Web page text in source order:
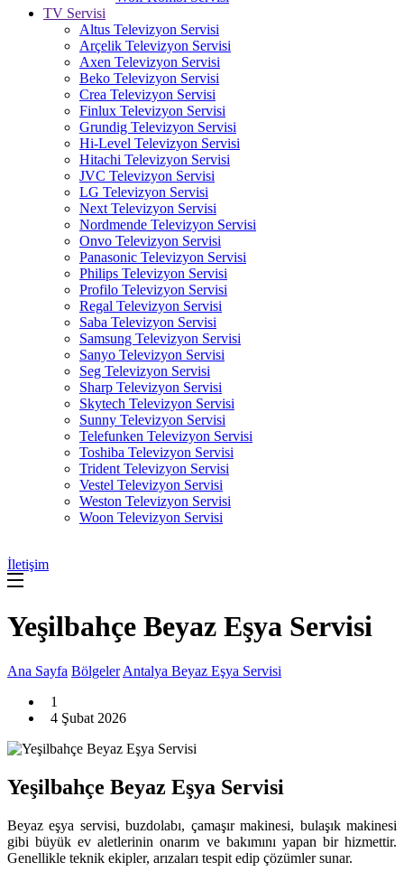
TV Servisi
Altus Televizyon Servisi
Arçelik Televizyon Servisi
Axen Televizyon Servisi
Beko Televizyon Servisi
Crea Televizyon Servisi
Finlux Televizyon Servisi
Grundig Televizyon Servisi
Hi-Level Televizyon Servisi
Hitachi Televizyon Servisi
JVC Televizyon Servisi
LG Televizyon Servisi
Next Televizyon Servisi
Nordmende Televizyon Servisi
Onvo Televizyon Servisi
Panasonic Televizyon Servisi
Philips Televizyon Servisi
Profilo Televizyon Servisi
Regal Televizyon Servisi
Saba Televizyon Servisi
Samsung Televizyon Servisi
Sanyo Televizyon Servisi
Seg Televizyon Servisi
Sharp Televizyon Servisi
Skytech Televizyon Servisi
Sunny Televizyon Servisi
Telefunken Televizyon Servisi
Toshiba Televizyon Servisi
Trident Televizyon Servisi
Vestel Televizyon Servisi
Weston Televizyon Servisi
Woon Televizyon Servisi
İletişim
Yeşilbahçe Beyaz Eşya Servisi
Ana Sayfa Bölgeler Antalya Beyaz Eşya Servisi
1
4 Şubat 2026
Yeşilbahçe Beyaz Eşya Servisi
Beyaz eşya servisi, buzdolabı, çamaşır makinesi, bulaşık makinesi
gibi büyük ev aletlerinin onarım ve bakımını yapan bir hizmettir.
Genellikle teknik ekipler, arızaları tespit edip çözümler sunar.